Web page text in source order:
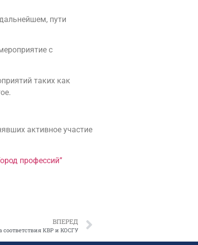
пути
с
таких как
активное участие
профессий”
ВПЕРЕД
соответствия КВР и КОСГУ